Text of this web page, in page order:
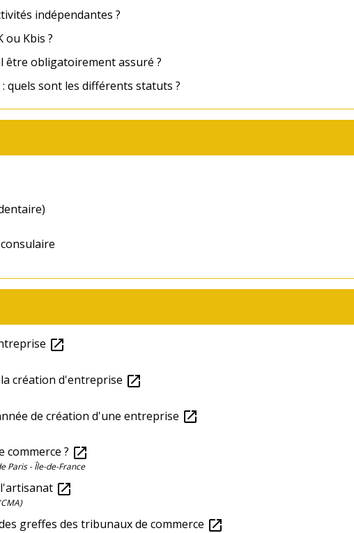
indépendantes ?
Kbis ?
obligatoirement assuré ?
quels sont les différents statuts ?
open_in_new
création d'entreprise open_in_new
de création d'une entreprise open_in_new
commerce ? open_in_new
Paris - Île-de-France
open_in_new
greffes des tribunaux de commerce open_in_new